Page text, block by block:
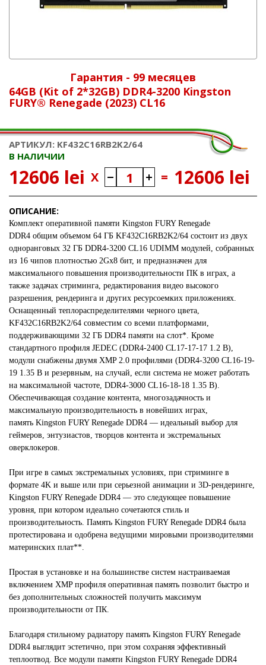
Гарантия - 99 месяцев
64GB (Kit of 2*32GB) DDR4-3200 Kingston
FURY® Renegade (2023) CL16
АРТИКУЛ: KF432C16RB2K2/64
В НАЛИЧИИ
12606 lei X = 12606 lei
ОПИСАНИЕ:
Комплект оперативной памяти Kingston FURY Renegade
DDR4 общим объемом 64 ГБ KF432C16RB2K2/64 состоит из двух
одноранговых 32 ГБ DDR4-3200 CL16 UDIMM модулей, собранных
из 16 чипов плотностью 2Gx8 бит, и предназначен для
максимального повышения производительности ПК в играх, а
также задачах стриминга, редактирования видео высокого
разрешения, рендеринга и других ресурсоемких приложениях.
Оснащенный теплораспределителями черного цвета,
KF432C16RB2K2/64 совместим со всеми платформами,
поддерживающими 32 ГБ DDR4 памяти на слот*. Кроме
стандартного профиля JEDEC (DDR4-2400 CL17-17-17 1.2 В),
модули снабжены двумя XMP 2.0 профилями (DDR4-3200 CL16-19-
19 1.35 В и резервным, на случай, если система не может работать
на максимальной частоте, DDR4-3000 CL16-18-18 1.35 В).
Обеспечивающая создание контента, многозадачность и
максимальную производительность в новейших играх,
память Kingston FURY Renegade DDR4 — идеальный выбор для
геймеров, энтузиастов, творцов контента и экстремальных
оверклокеров.
При игре в самых экстремальных условиях, при стриминге в
формате 4K и выше или при серьезной анимации и 3D-рендеринге,
Kingston FURY Renegade DDR4 — это следующее повышение
уровня, при котором идеально сочетаются стиль и
производительность. Память Kingston FURY Renegade DDR4 была
протестирована и одобрена ведущими мировыми производителями
материнских плат**.
Простая в установке и на большинстве систем настраиваемая
включением XMP профиля оперативная память позволит быстро и
без дополнительных сложностей получить максимум
производительности от ПК.
Благодаря стильному радиатору память Kingston FURY Renegade
DDR4 выглядит эстетично, при этом сохраняя эффективный
теплоотвод. Все модули памяти Kingston FURY Renegade DDR4